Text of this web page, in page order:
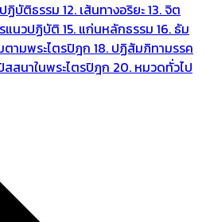
ปฏิบัติธรรม 12. เส้นทางอริยะ13. จิต
แนวปฏิบัติ 15. แก่นหลักธรรม 16. ธัม
ตามพระไตรปิฎก 18. ปฏิสัมภิทามรรค
สสนาในพระไตรปิฎก 20. หมวดทั่วไป